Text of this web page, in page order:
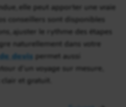
elle peut apporter une vraie
conseillers sont disponibles
ajuster le rythme des étapes
naturellement dans votre
devis permet aussi
d’un voyage sur mesure,
et gratuit.